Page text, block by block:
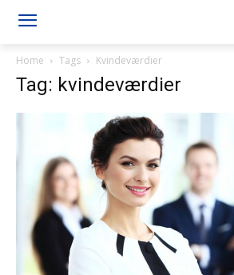
Home Tags Kvindeværdier
Tag: kvindeværdier